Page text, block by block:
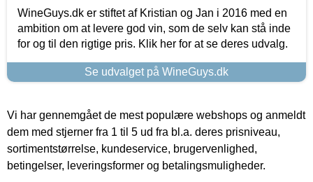
WineGuys.dk er stiftet af Kristian og Jan i 2016 med en
ambition om at levere god vin, som de selv kan stå inde
for og til den rigtige pris. Klik her for at se deres udvalg.
Se udvalget på WineGuys.dk
Vi har gennemgået de mest populære webshops og anmeldt
dem med stjerner fra 1 til 5 ud fra bl.a. deres prisniveau,
sortimentstørrelse, kundeservice, brugervenlighed,
betingelser, leveringsformer og betalingsmuligheder.